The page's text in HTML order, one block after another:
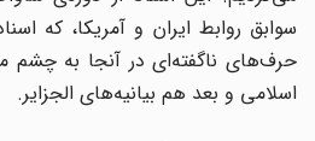
سوابق روابط ایران و آمریکا، که
حرف‌های ناگفته‌ای در آنجا به چشم
اسلامی و بعد هم بیانیه‌های الجزایر.